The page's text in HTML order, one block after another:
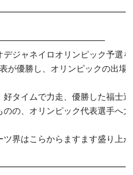
ジャネイロオリンピック予選
が優勝し、オリンピックの出場
タイムで力走、優勝した福士
の、オリンピック代表選手へ
界はこらからますます盛り上